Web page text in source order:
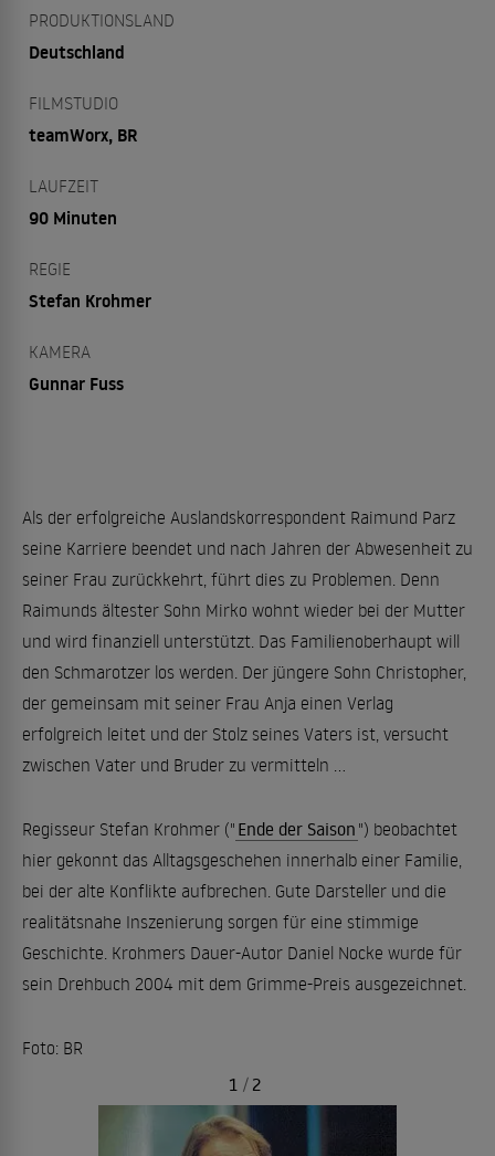
PRODUKTIONSLAND
Deutschland
FILMSTUDIO
teamWorx, BR
LAUFZEIT
90 Minuten
REGIE
Stefan Krohmer
KAMERA
Gunnar Fuss
Als der erfolgreiche Auslandskorrespondent Raimund Parz
seine Karriere beendet und nach Jahren der Abwesenheit zu
seiner Frau zurückkehrt, führt dies zu Problemen. Denn
Raimunds ältester Sohn Mirko wohnt wieder bei der Mutter
und wird finanziell unterstützt. Das Familienoberhaupt will
den Schmarotzer los werden. Der jüngere Sohn Christopher,
der gemeinsam mit seiner Frau Anja einen Verlag
erfolgreich leitet und der Stolz seines Vaters ist, versucht
zwischen Vater und Bruder zu vermitteln ...
Regisseur Stefan Krohmer (" Ende der Saison ") beobachtet
hier gekonnt das Alltagsgeschehen innerhalb einer Familie,
bei der alte Konflikte aufbrechen. Gute Darsteller und die
realitätsnahe Inszenierung sorgen für eine stimmige
Geschichte. Krohmers Dauer-Autor Daniel Nocke wurde für
sein Drehbuch 2004 mit dem Grimme-Preis ausgezeichnet.
Foto: BR
1 / 2